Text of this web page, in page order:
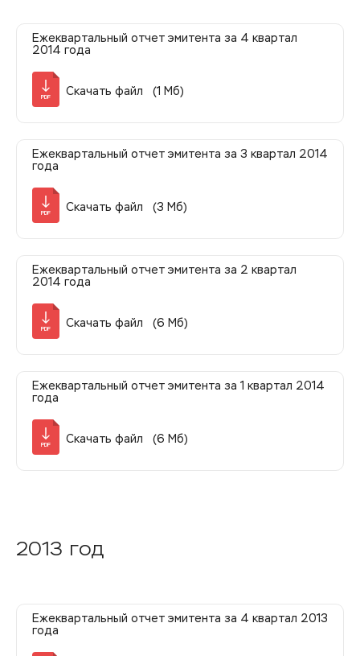
Ежеквартальный отчет эмитента за 4 квартал
2014 года
PDF
Скачать файл (1 Мб)
Ежеквартальный отчет эмитента за 3 квартал 2014
года
PDF
Скачать файл (3 Мб)
Ежеквартальный отчет эмитента за 2 квартал
2014 года
PDF
Скачать файл (6 Мб)
Ежеквартальный отчет эмитента за 1 квартал 2014
года
PDF
Скачать файл (6 Мб)
2013 год
Ежеквартальный отчет эмитента за 4 квартал 2013
года